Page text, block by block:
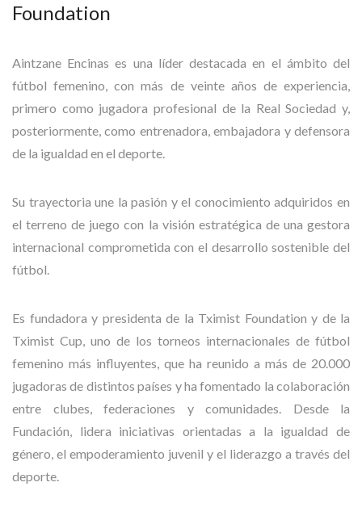
Foundation
Aintzane Encinas es una líder destacada en el ámbito del
fútbol femenino, con más de veinte años de experiencia,
primero como jugadora profesional de la Real Sociedad y,
posteriormente, como entrenadora, embajadora y defensora
de la igualdad en el deporte.
Su trayectoria une la pasión y el conocimiento adquiridos en
el terreno de juego con la visión estratégica de una gestora
internacional comprometida con el desarrollo sostenible del
fútbol.
Es fundadora y presidenta de la Tximist Foundation y de la
Tximist Cup, uno de los torneos internacionales de fútbol
femenino más influyentes, que ha reunido a más de 20.000
jugadoras de distintos países y ha fomentado la colaboración
entre clubes, federaciones y comunidades. Desde la
Fundación, lidera iniciativas orientadas a la igualdad de
género, el empoderamiento juvenil y el liderazgo a través del
deporte.